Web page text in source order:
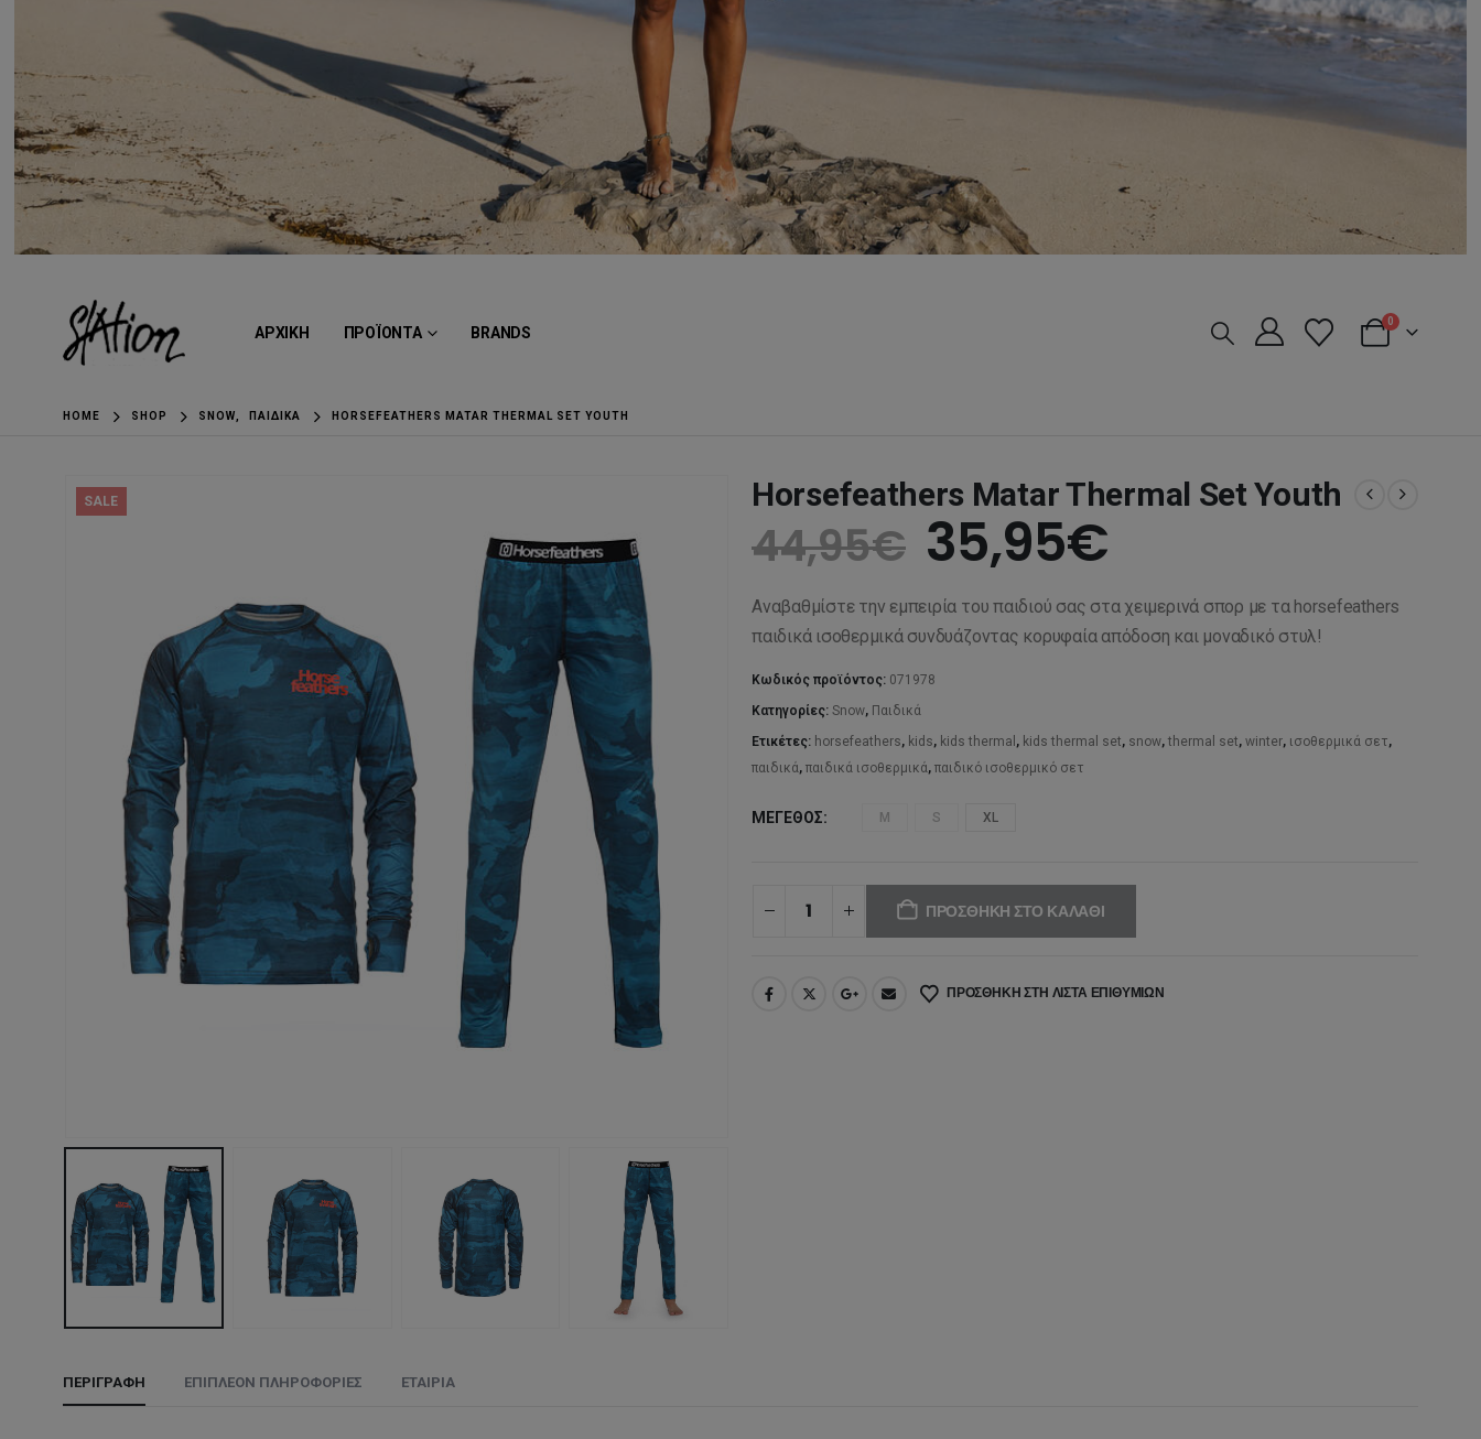
ΑΡΧΙΚΗ ΠΡΟΪΟΝΤΑ BRANDS
0
HOME SHOP SNOW ΠΑΙΔΙΚΆ HORSEFEATHERS MATAR THERMAL SET YOUTH
SALE Horsefeathers Matar Thermal Set Youth
44,95€ Original
price
was:
44,95€.
35,95€
τρέχουσα
τιμή
35,95€.
Αναβαθμίστε την εμπειρία του παιδιού σας στα χειμερινά σπορ με τα horsefeathers
παιδικά ισοθερμικά συνδυάζοντας κορυφαία απόδοση και μοναδικό στυλ!
Κωδικός προϊόντος: 071978
Κατηγορίες: Snow, Παιδικά
Ετικέτες: horsefeathers, kids, kids thermal , kids thermal set, snow, thermal set, winter, ισοθερμικά σετ,
παιδικά, παιδικά ισοθερμικά, παιδικό ισοθερμικό σετ
ΜΈΓΕΘΟΣ M S XL
ΠΡΟΣΘΉΚΗ ΣΤΟ ΚΑΛΆΘΙ
ΠΡΟΣΘΉΚΗ ΣΤΗ ΛΊΣΤΑ ΕΠΙΘΥΜΙΏΝ
ΠΕΡΙΓΡΑΦΉ ΕΠΙΠΛΈΟΝ ΠΛΗΡΟΦΟΡΊΕΣ ΕΤΑΙΡΊΑ